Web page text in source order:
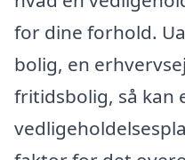
for dine forhold.
bolig, en
fritidsbolig, så kan